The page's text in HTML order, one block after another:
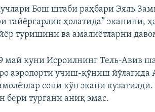
Бош штаби раҳбари Эяль
тайёргарлик ҳолатида” эканини,
туришини ва амалиётларни
май куни Исроилнинг Тель‑Авив
аэропорти учиш‑қўниш
сони кўп экани
бери тургани аниқ эмас.